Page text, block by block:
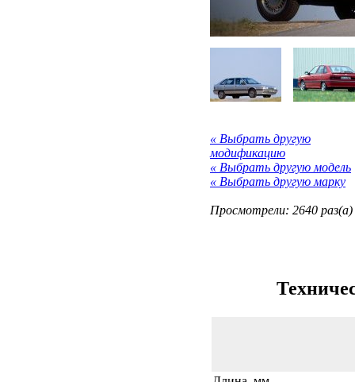
« Выбрать другую
модификацию
« Выбрать другую модель
« Выбрать другую марку
Просмотрели: 2640 раз(а)